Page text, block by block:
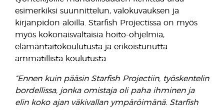
esimerkiksi suunnittelun, valokuvauksen ja
kirjanpidon aloilla. Starfish Projectissa on myös
myös kokonaisvaltaisia hoito-ohjelmia,
elämäntaitokoulutusta ja erikoistunutta
ammatillista koulutusta.
“Ennen kuin pääsin Starfish Projectiin, työskentelin
bordellissa, jonka omistaja oli paha ihminen ja
elin koko ajan väkivallan ympäröimänä. Starfish